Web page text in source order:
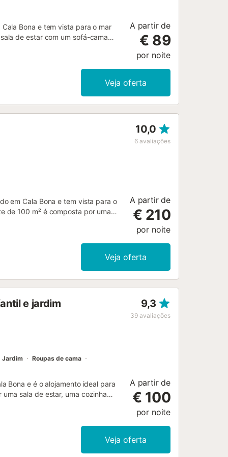
Bona e tem vista para o mar
de estar com um sofá-cama
e uma máquina de lavar roupa.
jantar ou desfrutar de bebidas a
Não são permitidos animais de
A partir de
€ 89
por noite
Veja oferta
10,0
6 avaliações
em Cala Bona e tem vista para o
de 100 m² é composta por uma
de lavar roupa. Também está
privada. As famílias com crianças
eventos. O ar condicionado
A partir de
€ 210
por noite
Veja oferta
e jardim 9,3
39 avaliações
Jardim
Roupas de cama
Bona e é o alojamento ideal para
sala de estar, uma cozinha
chamadas de vídeo), uma
como uma máquina de lavar
área exterior privada inclui uma
inclui uma piscina, um jardim,
A partir de
€ 100
por noite
Veja oferta